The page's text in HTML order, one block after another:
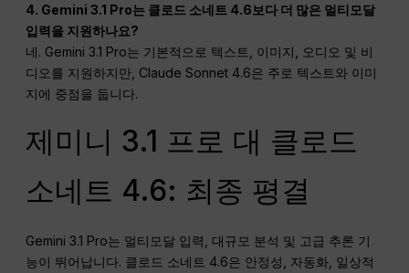
4. Gemini 3.1 Pro는 클로드 소네트 4.6보다 더 많은 멀티모달
입력을 지원하나요?
네. Gemini 3.1 Pro는 기본적으로 텍스트, 이미지, 오디오 및 비
디오를 지원하지만, Claude Sonnet 4.6은 주로 텍스트와 이미
지에 중점을 둡니다.
제미니 3.1 프로 대 클로드
소네트 4.6: 최종 평결
Gemini 3.1 Pro는 멀티모달 입력, 대규모 분석 및 고급 추론 기
능이 뛰어납니다. 클로드 소네트 4.6은 안정성, 자동화, 일상적